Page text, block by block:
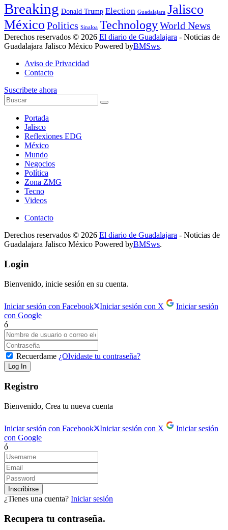
Breaking Donald Trump Election Guadalajara Jalisco
México Politics Sinaloa TechnologyWorld News
Derechos reservados © 2026 El diario de Guadalajara - Noticias de
Guadalajara Jalisco México Powered byBMSws.
Aviso de Privacidad
Contacto
Suscribete ahora
Portada
Jalisco
Reflexiones EDG
México
Mundo
Negocios
Política
Zona ZMG
Tecno
Videos
Contacto
Derechos reservados © 2026 El diario de Guadalajara - Noticias de
Guadalajara Jalisco México Powered byBMSws.
Login
Bienvenido, inicie sesión en su cuenta.
Iniciar sesión con Facebook Iniciar sesión con X
Iniciar sesión
con Google
ó
Recuerdame ¿Olvidaste tu contraseña?
Registro
Bienvenido, Crea tu nueva cuenta
Iniciar sesión con Facebook Iniciar sesión con X
Iniciar sesión
con Google
ó
¿Tienes una cuenta? Iniciar sesión
Recupera tu contraseña.